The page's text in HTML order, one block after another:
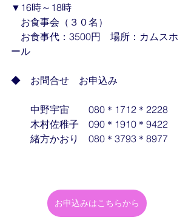
▼16時～18時
お食事会（３０名）
お食事代：3500円　場所：カムスホ
ール
◆　お問合せ　お申込み
中野宇宙　　080＊1712＊2228
木村佐稚子　090＊1910＊9422
緒方かおり　080＊3793＊8977
お申込みはこちらから